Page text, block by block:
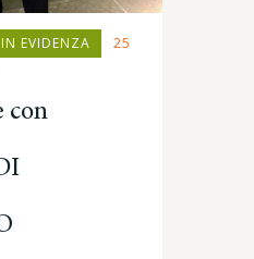
IN EVIDENZA
25
con